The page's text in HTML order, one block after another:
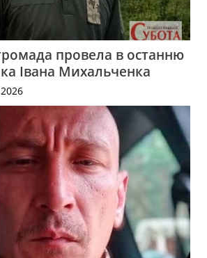
провела в останню
Івана Михальченка